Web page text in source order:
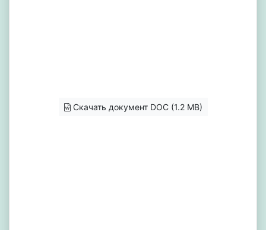
Скачать документ DOC (1.2 MB)